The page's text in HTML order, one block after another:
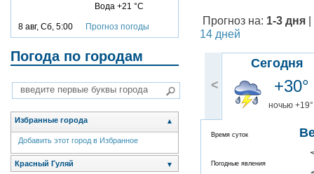
Вода +21 °C
8 авг, Сб, 5:00 Прогноз погоды
Погода по городам
Избранные города ▲
Добавить этот город в Избранное
Красный Гуляй ▼
Прогноз на: 1-3 дня
14 дней
<
Сегодня
+30°
ночью +19°
Время суток
Погодные явления